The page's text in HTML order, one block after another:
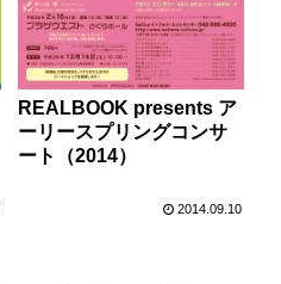
REALBOOK presents ア
ーリースプリングコンサ
ート（2014）
2014.09.10